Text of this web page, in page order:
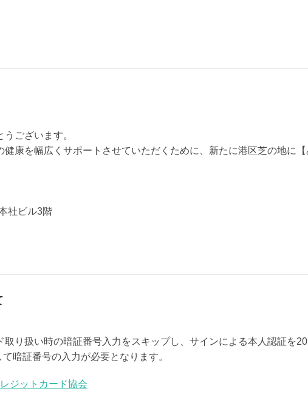
ございます。
康を幅広くサポートさせていただくために、新たに港区芝の地に
社ビル3階
り扱い時の暗証番号入力をスキップし、サインによる本人認証を
暗証番号の入力が必要となります。
ジットカード協会